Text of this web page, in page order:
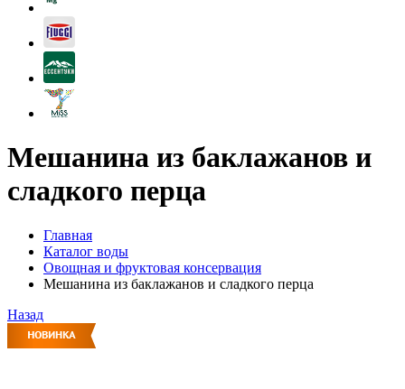
Мешанина из баклажанов и
сладкого перца
Главная
Каталог воды
Овощная и фруктовая консервация
Мешанина из баклажанов и сладкого перца
Назад